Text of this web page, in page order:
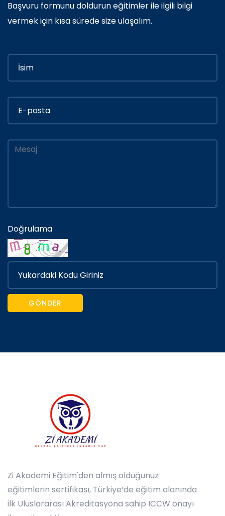
Başvuru formunu doldurun eğitimler ile ilgili bilgi
vermek için kısa sürede size ulaşalım.
Doğrulama
GÖNDER
Zi Akademi Eğitim'den almış olduğunuz
eğitimlerin sertifikası, Türkiye‘de eğitim alanında
ilk Uluslararası Akreditasyona sahip ICCW onayı